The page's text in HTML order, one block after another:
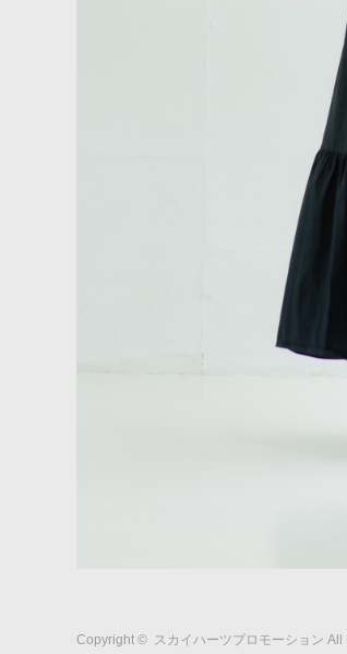
Copyright © スカイハーツプロモーション All